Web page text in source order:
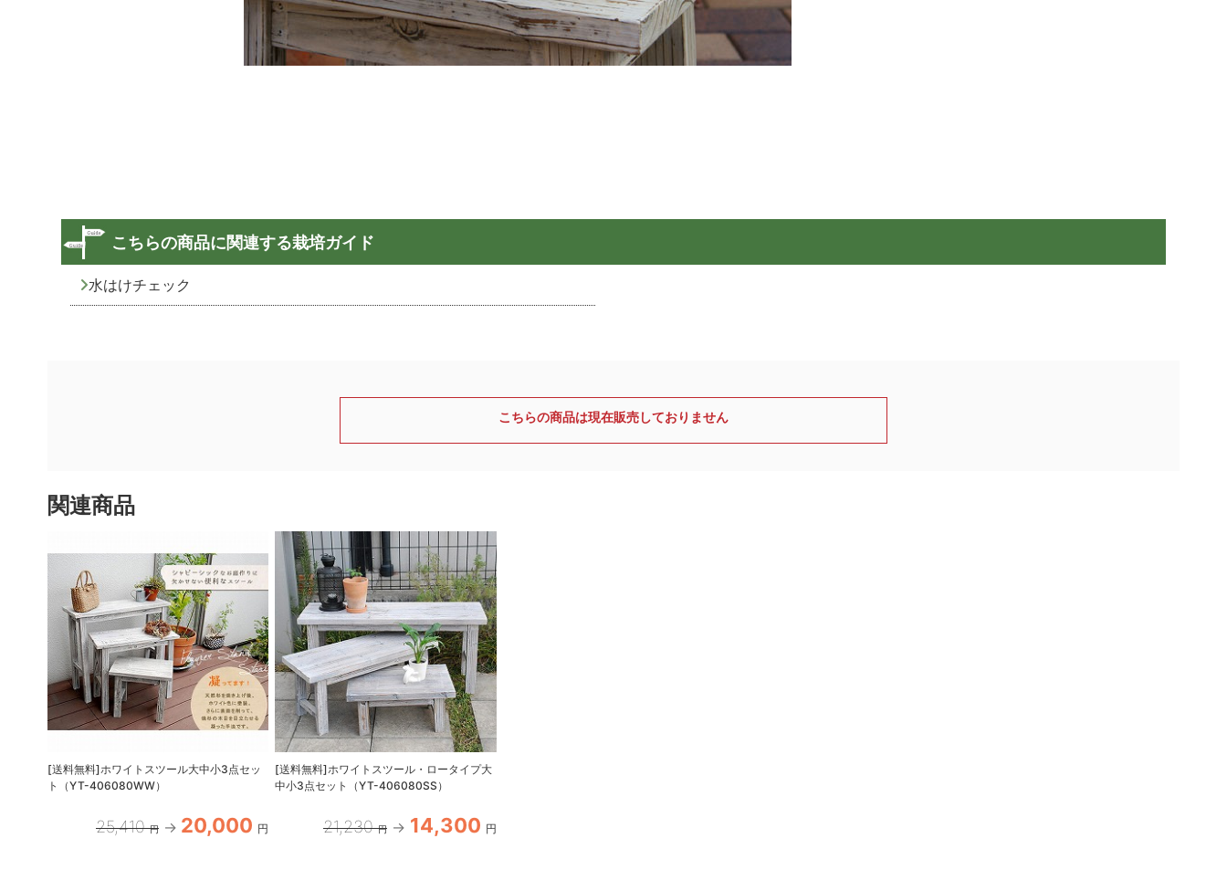
こちらの商品に関連する栽培ガイド
水はけチェック
こちらの商品は現在販売しておりません
関連商品
[送料無料]ホワイトスツール大中小3点セッ
ト（YT-406080WW）
25,410 円 20,000 円
[送料無料]ホワイトスツール・ロータイプ大
中小3点セット（YT-406080SS）
21,230 円 14,300 円